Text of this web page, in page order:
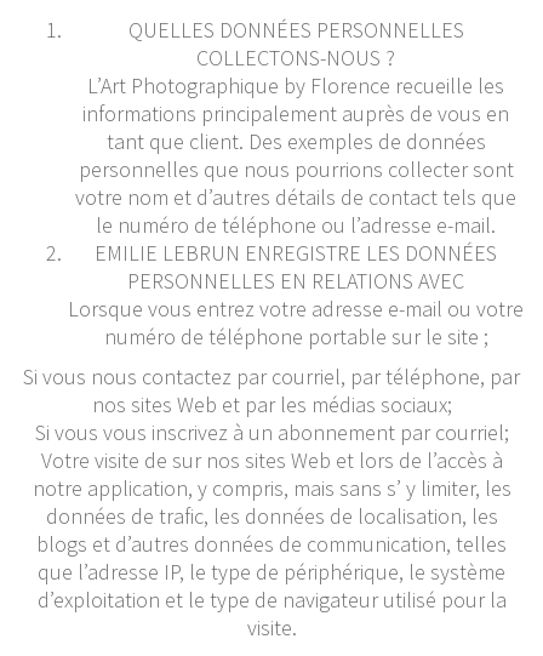
QUELLES DONNÉES PERSONNELLES
COLLECTONS-NOUS ?
L’Art Photographique by Florence recueille les
informations principalement auprès de vous en
tant que client. Des exemples de données
personnelles que nous pourrions collecter sont
votre nom et d’autres détails de contact tels que
le numéro de téléphone ou l’adresse e-mail.
EMILIE LEBRUN ENREGISTRE LES DONNÉES
PERSONNELLES EN RELATIONS AVEC
Lorsque vous entrez votre adresse e-mail ou votre
numéro de téléphone portable sur le site ;
Si vous nous contactez par courriel, par téléphone, par
nos sites Web et par les médias sociaux;
Si vous vous inscrivez à un abonnement par courriel;
Votre visite de sur nos sites Web et lors de l’accès à
notre application, y compris, mais sans s’ y limiter, les
données de trafic, les données de localisation, les
blogs et d’autres données de communication, telles
que l’adresse IP, le type de périphérique, le système
d’exploitation et le type de navigateur utilisé pour la
visite.